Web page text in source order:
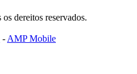
dereitos reservados.
-AMP Mobile